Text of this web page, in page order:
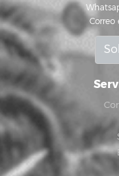
Correo